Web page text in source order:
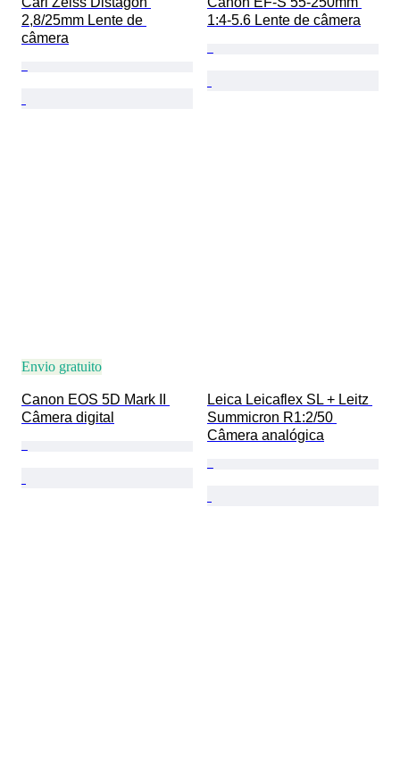
2,8/25mm Lente de
câmera
1:4-5.6 Lente de câmera
Envio gratuito
Canon EOS 5D Mark II
Câmera digital
Leica Leicaflex SL + Leitz
Summicron R1:2/50
Câmera analógica